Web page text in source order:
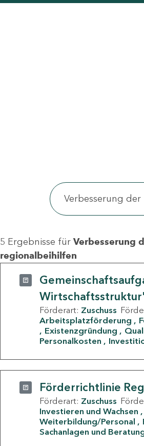
5 Ergebnisse für Verbesserung
regionalbeihilfen
Förderart: Zuschuss
Arbeitsplatzförderung
Existenzgründung
Personalkosten
Förderrichtlinie
Förderart: Zuschuss
Investieren und Wachsen
Weiterbildung/Personal
Sachanlagen und